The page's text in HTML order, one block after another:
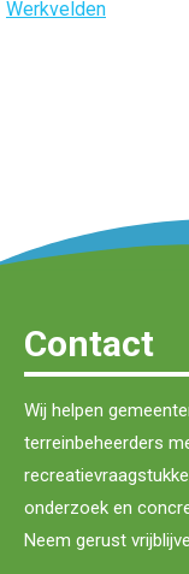
Werkvelden
Contact
Wij helpen
terreinbeheerders
onderzoek en
Neem gerust